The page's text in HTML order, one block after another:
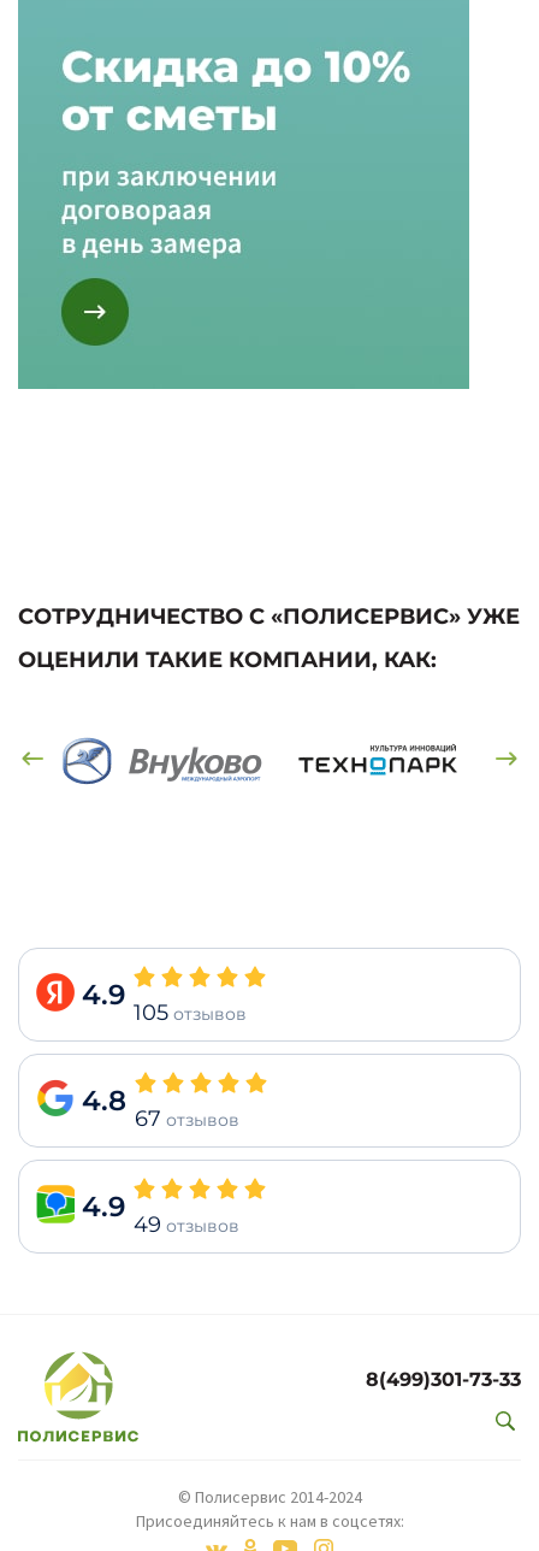
СОТРУДНИЧЕСТВО С «ПОЛИСЕРВИС» УЖЕ
ОЦЕНИЛИ ТАКИЕ КОМПАНИИ, КАК:
4.9
105 отзывов
4.8
67 отзывов
4.9
49 отзывов
8(499)301-73-33
© Полисервис 2014-2024
Присоединяйтесь к нам в соцсетях: